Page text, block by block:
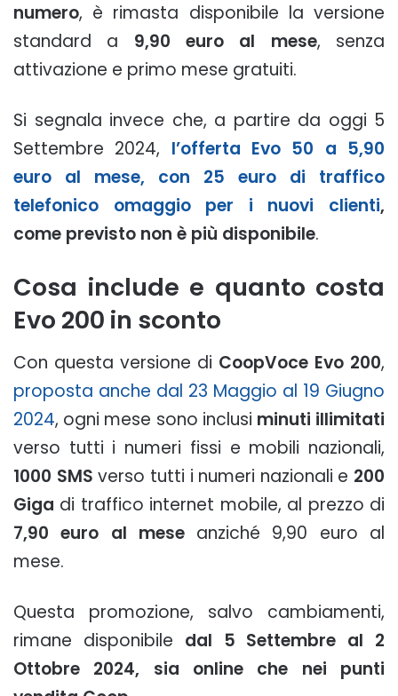
numero, è rimasta disponibile la versione
standard a 9,90 euro al mese, senza
attivazione e primo mese gratuiti.
Si segnala invece che, a partire da oggi 5
Settembre 2024, l’offerta Evo 50 a 5,90
euro al mese, con 25 euro di traffico
telefonico omaggio per i nuovi clienti,
come previsto non è più disponibile.
Cosa include e quanto costa
Evo 200 in sconto
Con questa versione di CoopVoce Evo 200,
proposta anche dal 23 Maggio al 19 Giugno
2024, ogni mese sono inclusi minuti illimitati
verso tutti i numeri fissi e mobili nazionali,
1000 SMS verso tutti i numeri nazionali e 200
Giga di traffico internet mobile, al prezzo di
7,90 euro al meseanziché 9,90 euro al
mese.
Questa promozione, salvo cambiamenti,
rimane disponibile dal 5 Settembre al 2
Ottobre 2024, sia online che nei punti